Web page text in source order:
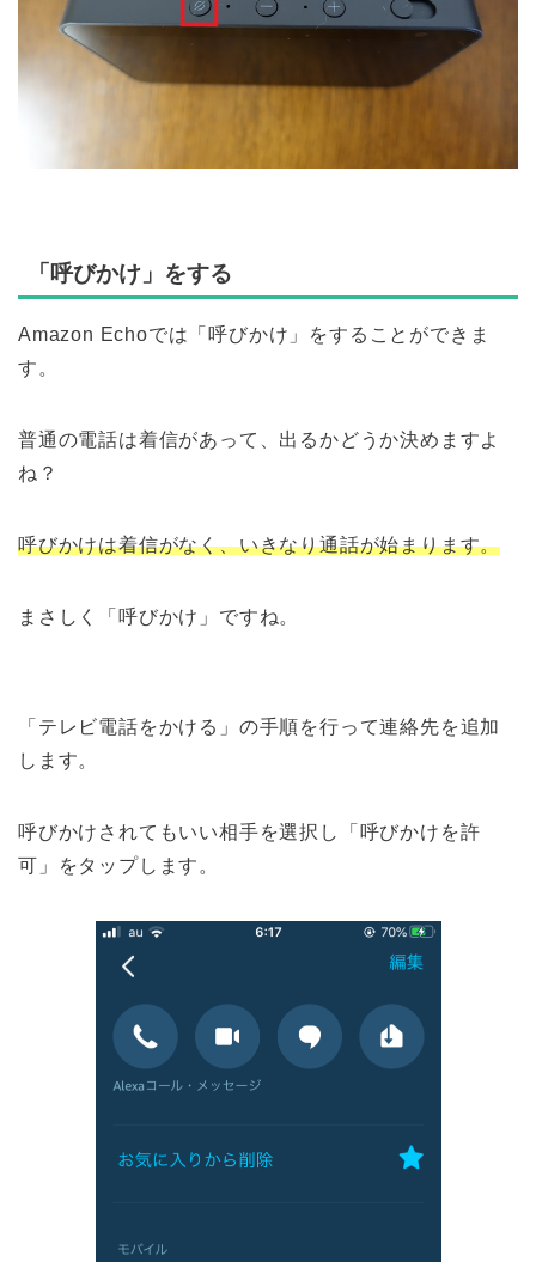
「呼びかけ」をする
Amazon Echoでは「呼びかけ」をすることができま
す。
普通の電話は着信があって、出るかどうか決めますよ
ね？
呼びかけは着信がなく、いきなり通話が始まります。
まさしく「呼びかけ」ですね。
「テレビ電話をかける」の手順を行って連絡先を追加
します。
呼びかけされてもいい相手を選択し「呼びかけを許
可」をタップします。